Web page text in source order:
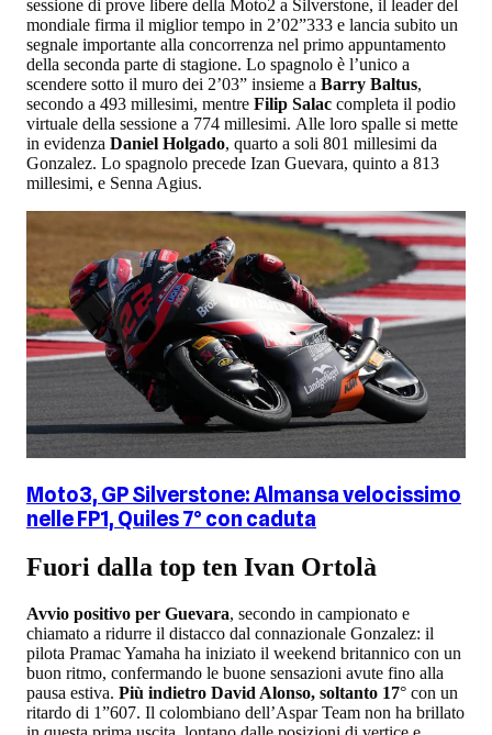
sessione di prove libere della Moto2 a Silverstone, il leader del
mondiale firma il miglior tempo in 2’02”333 e lancia subito un
segnale importante alla concorrenza nel primo appuntamento
della seconda parte di stagione. Lo spagnolo è l’unico a
scendere sotto il muro dei 2’03” insieme a Barry Baltus,
secondo a 493 millesimi, mentre Filip Salac completa il podio
virtuale della sessione a 774 millesimi. Alle loro spalle si mette
in evidenza Daniel Holgado, quarto a soli 801 millesimi da
Gonzalez. Lo spagnolo precede Izan Guevara, quinto a 813
millesimi, e Senna Agius.
Moto3, GP Silverstone: Almansa velocissimo
nelle FP1, Quiles 7° con caduta
Fuori dalla top ten Ivan Ortolà
Avvio positivo per Guevara, secondo in campionato e
chiamato a ridurre il distacco dal connazionale Gonzalez: il
pilota Pramac Yamaha ha iniziato il weekend britannico con un
buon ritmo, confermando le buone sensazioni avute fino alla
pausa estiva. Più indietro David Alonso, soltanto 17° con un
ritardo di 1”607. Il colombiano dell’Aspar Team non ha brillato